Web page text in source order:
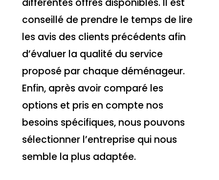
conseillé de prendre le temps de lire
les avis des clients précédents afin
d’évaluer la qualité du service
proposé par chaque déménageur.
Enfin, après avoir comparé les
options et pris en compte nos
besoins spécifiques, nous pouvons
sélectionner l’entreprise qui nous
semble la plus adaptée.